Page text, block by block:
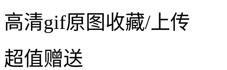
高清gif原图收藏/上传
超值赠送